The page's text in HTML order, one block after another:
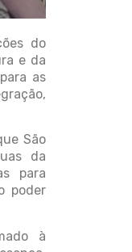
do
e da
as
São
da
para
poder
à